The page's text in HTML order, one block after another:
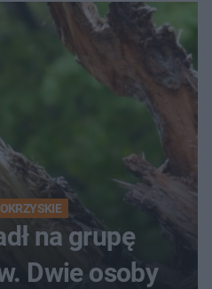
na grupę
Dwie osoby